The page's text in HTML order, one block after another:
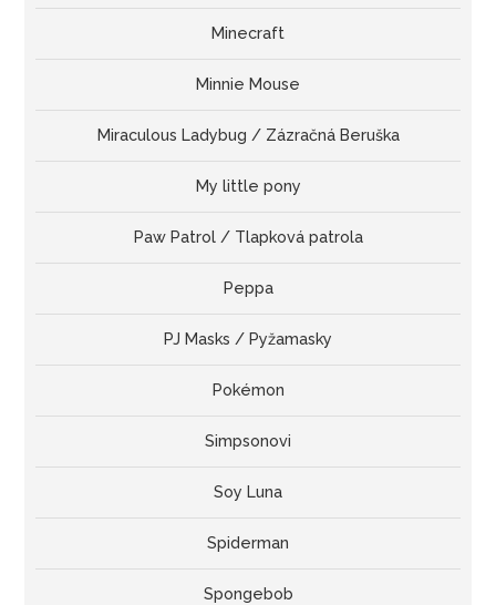
Minecraft
Minnie Mouse
Miraculous Ladybug / Zázračná Beruška
My little pony
Paw Patrol / Tlapková patrola
Peppa
PJ Masks / Pyžamasky
Pokémon
Simpsonovi
Soy Luna
Spiderman
Spongebob